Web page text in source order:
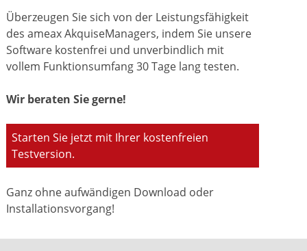
Überzeugen Sie sich von der Leistungsfähigkeit
des ameax AkquiseManagers, indem Sie unsere
Software kostenfrei und unverbindlich mit
vollem Funktionsumfang 30 Tage lang testen.
Wir beraten Sie gerne!
Starten Sie jetzt mit Ihrer kostenfreien
Testversion.
Ganz ohne aufwändigen Download oder
Installationsvorgang!